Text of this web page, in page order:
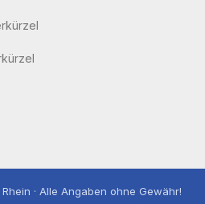
· Alle Angaben ohne Gewähr!